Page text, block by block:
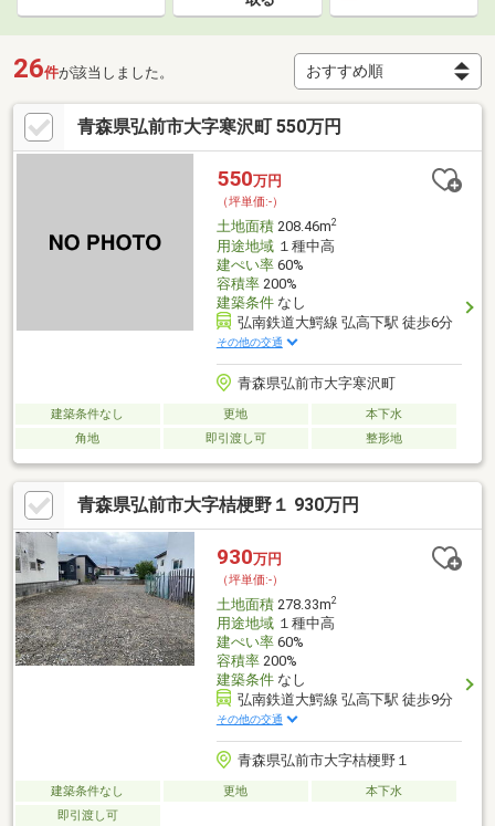
26件が該当しました。
青森県弘前市大字寒沢町 550万円
550万円
（坪単価:-）
土地面積208.46m2
用途地域１種中高
建ぺい率60%
容積率200%
建築条件なし
弘南鉄道大鰐線 弘高下駅 徒歩6分
その他の交通
青森県弘前市大字寒沢町
建築条件なし 更地
本下水
角地
即引渡し可 整形地
青森県弘前市大字桔梗野１ 930万円
930万円
（坪単価:-）
土地面積278.33m2
用途地域１種中高
建ぺい率60%
容積率200%
建築条件なし
弘南鉄道大鰐線 弘高下駅 徒歩9分
その他の交通
青森県弘前市大字桔梗野１
建築条件なし 更地
本下水
即引渡し可